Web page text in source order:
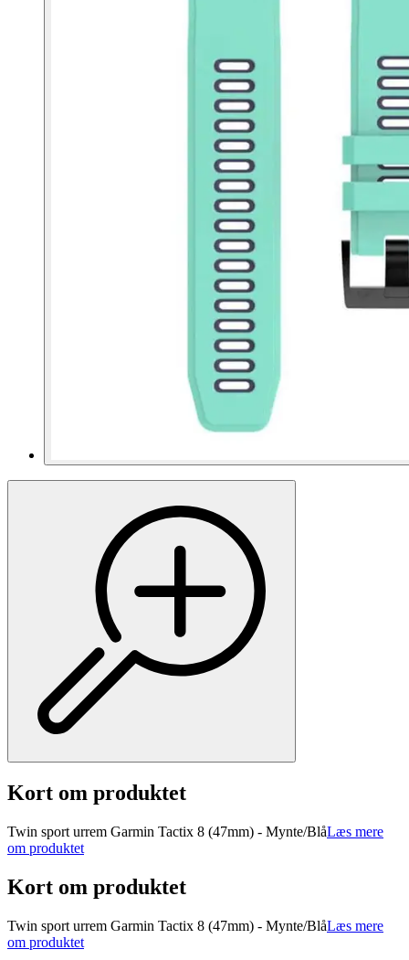
Kort om produktet
Twin sport urrem Garmin Tactix 8 (47mm) - Mynte/BlåLæs mere
om produktet
Kort om produktet
Twin sport urrem Garmin Tactix 8 (47mm) - Mynte/BlåLæs mere
om produktet